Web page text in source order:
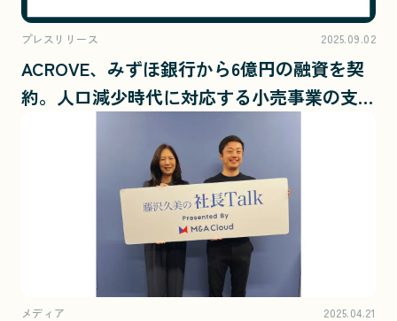
プレスリリース 2025.09.02
ACROVE、みずほ銀行から6億円の融資を契
約。人口減少時代に対応する小売事業の支援
メディア 2025.04.21